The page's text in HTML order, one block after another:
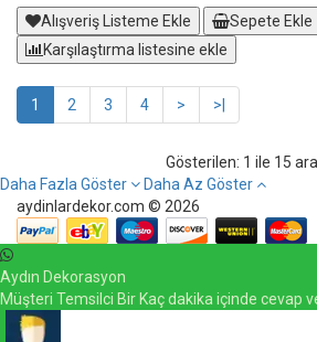
Alışveriş Listeme Ekle
Sepete Ekle
Karşılaştırma listesine ekle
1 2 3 4 > >|
Gösterilen: 1 ile 15
Daha Fazla Göster
Daha Az Göster
aydinlardekor.com © 2026
Aydın Dekorasyon
Müşteri Temsilci Bir Kaç dakika içinde cevap